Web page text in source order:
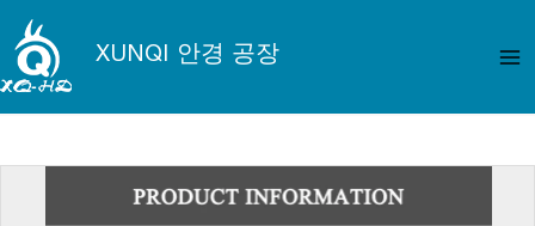
텐
츠
로
너
XUNQI 안경 공장
인
메
뉴